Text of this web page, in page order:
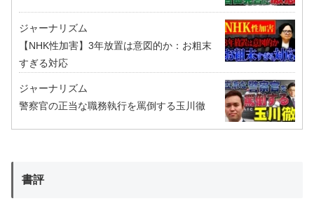
ジャーナリズム
【NHK性加害】3年放置は意図的か：お粗末
すぎる対応
ジャーナリズム
警察官の正当な職務執行を罵倒する玉川徹
書評